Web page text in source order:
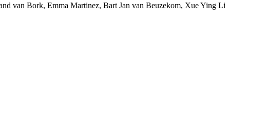
van Bork, Emma Martinez, Bart Jan van Beuzekom, Xue Ying Li